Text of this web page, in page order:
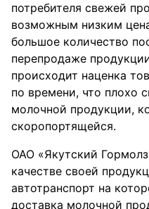
потребителя свежей
возможным низким
большое количество
перепродаже
происходит наценка
по времени, что плохо
молочной продукции,
скоропортящейся.
ОАО «Якутский
качестве своей
автотранспорт на
доставка молочной